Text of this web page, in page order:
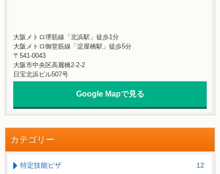
大阪メトロ堺筋線「北浜駅」徒歩1分
大阪メトロ御堂筋線「淀屋橋駅」徒歩5分
〒541-0043
大阪市中央区高麗橋2-2-2
日宝北浜ビル507号
Google Mapで見る
カテゴリー
特定技能ビザ 12